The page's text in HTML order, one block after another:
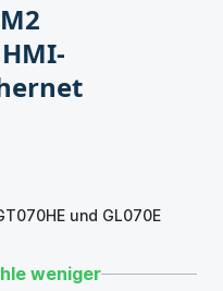
und GL070E
weniger